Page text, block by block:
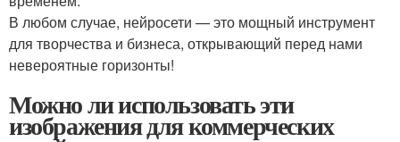
В любом случае, нейросети — это мощный инструмент
для творчества и бизнеса, открывающий перед нами
невероятные горизонты!
Можно ли использовать эти
изображения для коммерческих